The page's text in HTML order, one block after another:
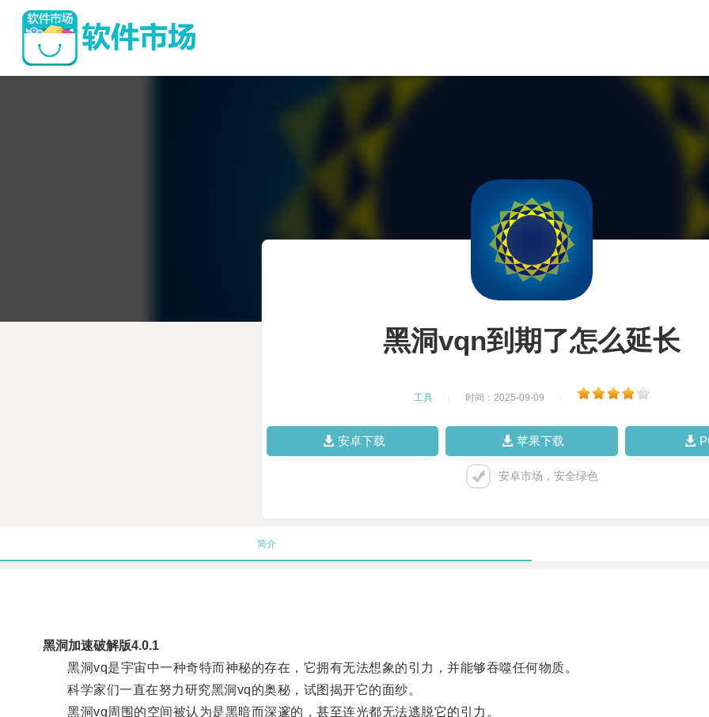
黑洞vqn到期了怎么延长
工具 时间：2025-09-09
安卓下载 苹果下载
安卓市场，安全绿色
简介
黑洞加速破解版4.0.1
黑洞vq是宇宙中一种奇特而神秘的存在，它拥有无法想象的引力，并能够吞噬任何物质。
科学家们一直在努力研究黑洞vq的奥秘，试图揭开它的面纱。
黑洞vq周围的空间被认为是黑暗而深邃的，甚至连光都无法逃脱它的引力。